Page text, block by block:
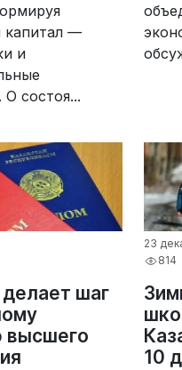
капитал —
и
состоя...
делает шаг
высшего
23
814
10